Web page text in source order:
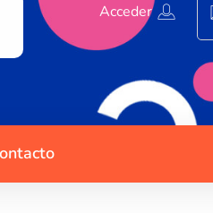
Acceder